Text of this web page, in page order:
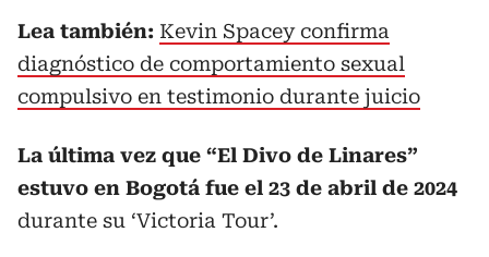
Lea también: Kevin Spacey confirma
diagnóstico de comportamiento sexual
compulsivo en testimonio durante juicio
La última vez que “El Divo de Linares”
estuvo en Bogotá fue el 23 de abril de 2024
durante su ‘Victoria Tour’.